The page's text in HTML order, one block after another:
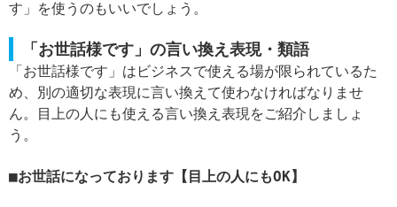
す」を使うのもいいでしょう。
「お世話様です」の言い換え表現・類語
「お世話様です」はビジネスで使える場が限られているた
め、別の適切な表現に言い換えて使わなければなりませ
ん。目上の人にも使える言い換え表現をご紹介しましょ
う。
お世話になっております【目上の人にもOK】